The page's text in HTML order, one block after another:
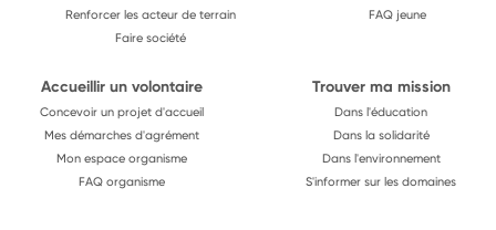
Renforcer les acteur de terrain
Faire société
FAQ jeune
Accueillir un volontaire
Concevoir un projet d'accueil
Mes démarches d'agrément
Mon espace organisme
FAQ organisme
Trouver ma mission
Dans l'éducation
Dans la solidarité
Dans l'environnement
S'informer sur les domaines